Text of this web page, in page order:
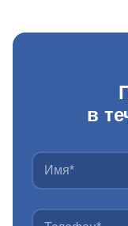
в